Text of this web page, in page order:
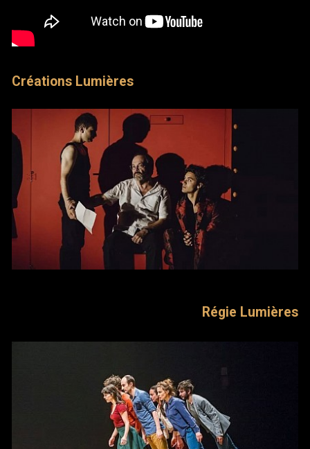
Créations Lumières
Régie Lumières